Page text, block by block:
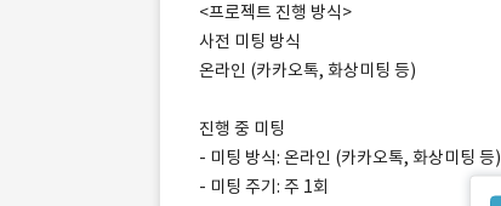
<프로젝트 진행 방식>
사전 미팅 방식
온라인 (카카오톡, 화상미팅 등)
진행 중 미팅
- 미팅 방식: 온라인 (카카오톡, 화상미팅 등)
- 미팅 주기: 주 1회